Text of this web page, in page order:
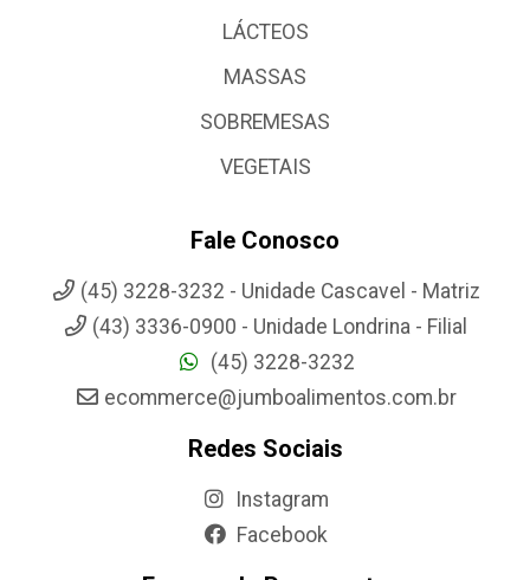
LÁCTEOS
MASSAS
SOBREMESAS
VEGETAIS
Fale Conosco
(45) 3228-3232 - Unidade Cascavel - Matriz
(43) 3336-0900 - Unidade Londrina - Filial
(45) 3228-3232
ecommerce@jumboalimentos.com.br
Redes Sociais
Instagram
Facebook